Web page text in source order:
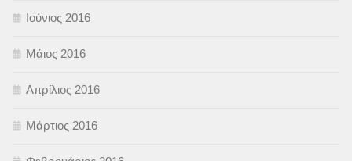
Ιούνιος 2016
Μάιος 2016
Απρίλιος 2016
Μάρτιος 2016